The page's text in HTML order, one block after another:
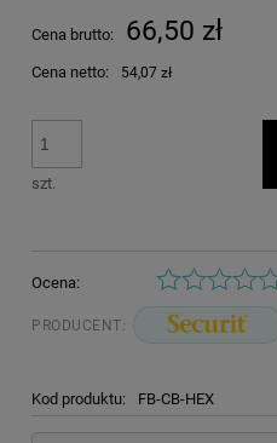
Cena brutto: 66,50 zł
Cena netto: 54,07 zł
szt.
Ocena:
PRODUCENT:
Kod produktu: FB-CB-HEX